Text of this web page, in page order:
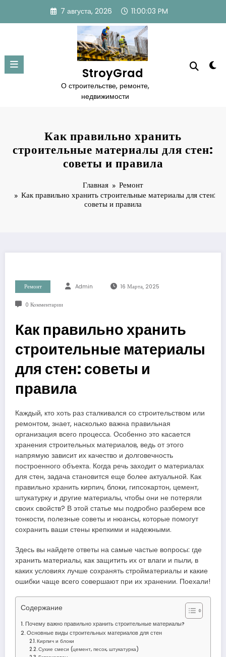
содержимому
7 августа, 2026 11:00:04 PM
StroyGrad
О строительстве, ремонте,
недвижимости
Как правильно хранить
строительные материалы для стен:
советы и правила
Главная
Ремонт
Как правильно хранить строительные материалы для стен:
советы и правила
Ремонт Admin 16 Марта, 2025
0 Комментарии
Как правильно хранить
строительные материалы
для стен: советы и
правила
Каждый, кто хоть раз сталкивался со строительством или
ремонтом, знает, насколько важна правильная
организация всего процесса. Особенно это касается
хранения строительных материалов, ведь от этого
напрямую зависит их качество и долговечность
построенного объекта. Когда речь заходит о материалах
для стен, задача становится еще более актуальной. Как
правильно хранить кирпич, блоки, гипсокартон, цемент,
штукатурку и другие материалы, чтобы они не потеряли
своих свойств? В этой статье мы подробно разберем все
тонкости, полезные советы и нюансы, которые помогут
сохранить ваши стены крепкими и надежными.
Здесь вы найдете ответы на самые частые вопросы: где
хранить материалы, как защитить их от влаги и пыли, в
каких условиях лучше сохранять стройматериалы и какие
ошибки чаще всего совершают при их хранении. Поехали!
Содержание
Почему важно правильно хранить строительные материалы?
Основные виды строительных материалов для стен
Кирпич и блоки
Сухие смеси (цемент, песок, штукатурка)